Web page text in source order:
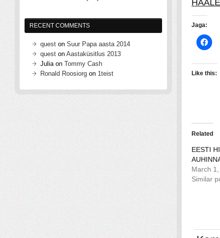
Jaga:
Like this:
Related
EESTI
March
Similar
RECENT COMMENTS
quest on Suur Papa aasta 2014
quest on Aastaküsitlus 2013
Juliaon Tommy Cash
Ronald Roosiorg on 1teist